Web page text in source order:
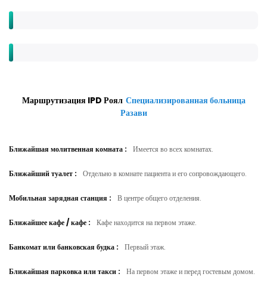
Маршрутизация IPD Роял Специализированная больница
Разави
Ближайшая молитвенная комната : Имеется во всех комнатах.
Ближайший туалет : Отдельно в комнате пациента и его сопровождающего.
Мобильная зарядная станция : В центре общего отделения.
Ближайшее кафе / кафе : Кафе находится на первом этаже.
Банкомат или банковская будка : Первый этаж.
Ближайшая парковка или такси : На первом этаже и перед гостевым домом.